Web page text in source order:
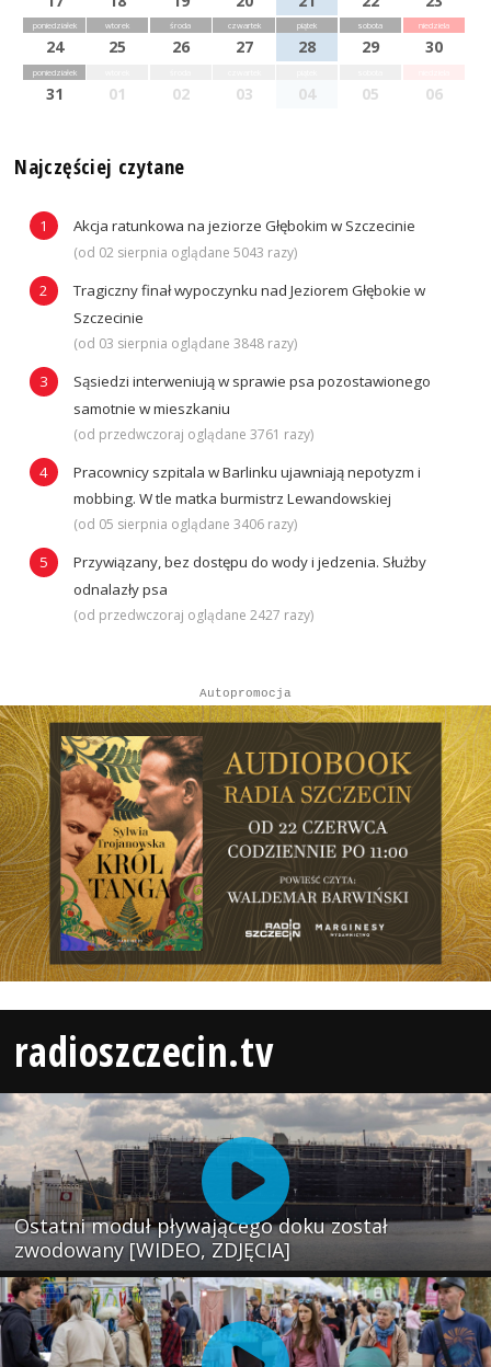
poniedziałek
24
wtorek
25
środa
26
czwartek
27
piątek
28
sobota
29
niedziela
30
poniedziałek
31 01 02 03 04 05 06
Najczęściej czytane
Akcja ratunkowa na jeziorze Głębokim w Szczecinie
(od 02 sierpnia oglądane 5043 razy)
Tragiczny finał wypoczynku nad Jeziorem Głębokie w
Szczecinie
(od 03 sierpnia oglądane 3848 razy)
Sąsiedzi interweniują w sprawie psa pozostawionego
samotnie w mieszkaniu
(od przedwczoraj oglądane 3761 razy)
Pracownicy szpitala w Barlinku ujawniają nepotyzm i
mobbing. W tle matka burmistrz Lewandowskiej
(od 05 sierpnia oglądane 3406 razy)
Przywiązany, bez dostępu do wody i jedzenia. Służby
odnalazły psa
(od przedwczoraj oglądane 2427 razy)
Autopromocja
radioszczecin.tv
Ostatni moduł pływającego doku został
zwodowany [WIDEO, ZDJĘCIA]